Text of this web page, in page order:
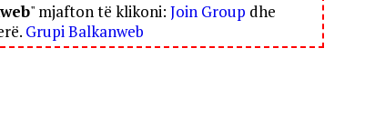
" mjafton të klikoni: Join Group dhe
Grupi Balkanweb